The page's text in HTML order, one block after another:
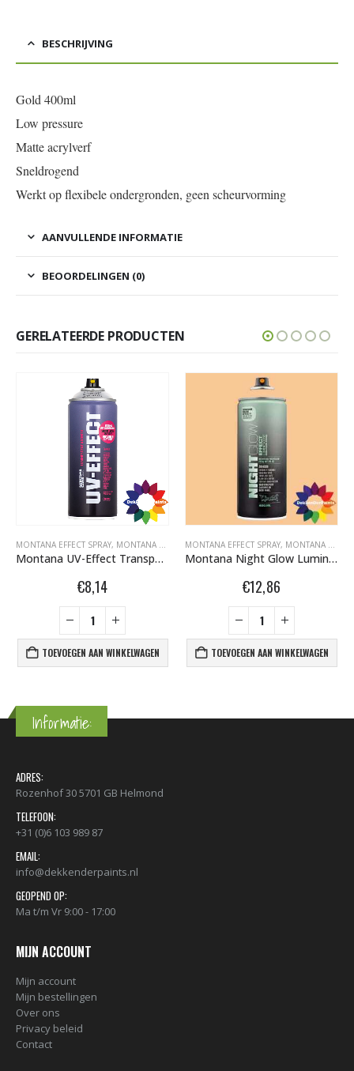
BESCHRIJVING
Gold 400ml
Low pressure
Matte acrylverf
Sneldrogend
Werkt op flexibele ondergronden, geen scheurvorming
AANVULLENDE INFORMATIE
BEOORDELINGEN (0)
GERELATEERDE PRODUCTEN
SPUITBUSSEN
GRAFFITI SPUITBUSSEN,OVERIG
MONTANA EFFECT SPRAY, MONTANA GRAFFITI SPUITBUSSEN ,MONTANA UV-EFFECT
Montana UV-Effect Transparant Semi Gloss 400ml 449826
€8,14
TOEVOEGEN AAN WINKELWAGEN
MONTANA EFFECT SPRAY, MONTANA GRAFFITI SPUITBUSSEN
Montana Night Glow Luminescent Orange NG2000 400ml 448492
€12,86
TOEVOEGEN AAN WINKELWAGEN
Informatie:
ADRES:
Rozenhof 30 5701 GB Helmond
TELEFOON:
+31 (0)6 103 989 87
EMAIL:
info@dekkenderpaints.nl
GEOPEND OP:
Ma t/m Vr 9:00 - 17:00
MIJN ACCOUNT
Mijn account
Mijn bestellingen
Over ons
Privacy beleid
Contact